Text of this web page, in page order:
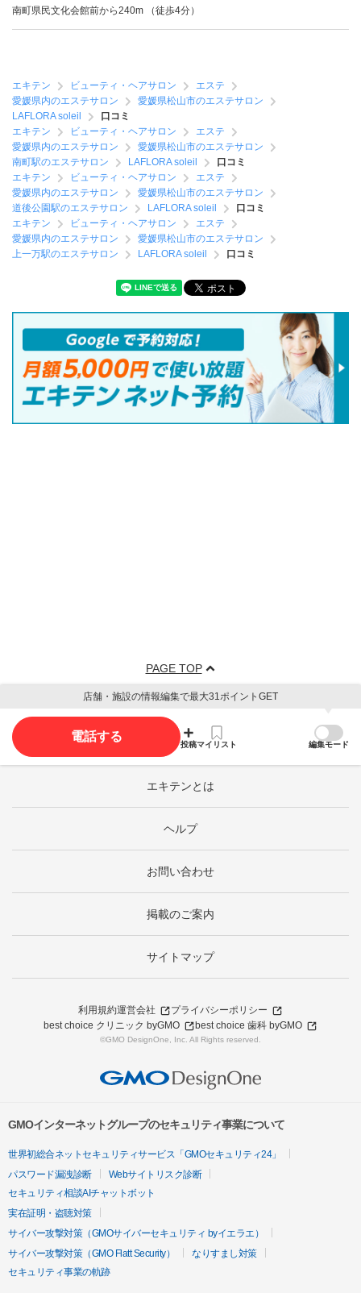
南町県民文化会館前から240m （徒歩4分）
エキテン ビューティ・ヘアサロン
エステ
愛媛県内のエステサロン
愛媛県松山市のエステサロン
LAFLORA soleil
口コミ
エキテン
ビューティ・ヘアサロン
エステ
愛媛県内のエステサロン
愛媛県松山市のエステサロン
南町駅のエステサロン
LAFLORA soleil
口コミ
エキテン
ビューティ・ヘアサロン
エステ
愛媛県内のエステサロン
愛媛県松山市のエステサロン
道後公園駅のエステサロン
LAFLORA soleil
口コミ
エキテン
ビューティ・ヘアサロン
エステ
愛媛県内のエステサロン
愛媛県松山市のエステサロン
上一万駅のエステサロン
LAFLORA soleil 口コミ
PAGE TOP
店舗・施設の情報編集で最大31ポイントGET
電話する
投稿マイリスト 編集モード
エキテンとは
ヘルプ
お問い合わせ
掲載のご案内
サイトマップ
利用規約運営会社
プライバシーポリシー
best choice クリニック byGMO
best choice 歯科 byGMO
©GMO DesignOne, Inc. All Rights reserved.
GMOインターネットグループのセキュリティ事業について
世界初総合ネットセキュリティサービス「GMOセキュリティ24」
パスワード漏洩診断
Webサイトリスク診断
セキュリティ相談AIチャットボット
実在証明・盗聴対策
サイバー攻撃対策（GMOサイバーセキュリティ byイエラエ）
サイバー攻撃対策（GMO Flatt Security）
なりすまし対策
セキュリティ事業の軌跡